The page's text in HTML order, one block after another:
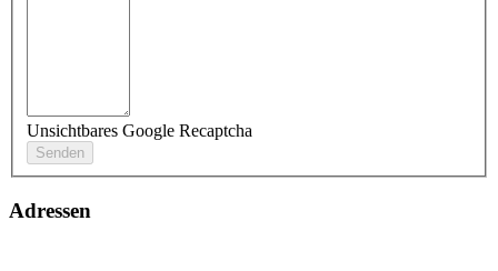
Unsichtbares Google Recaptcha
Adressen